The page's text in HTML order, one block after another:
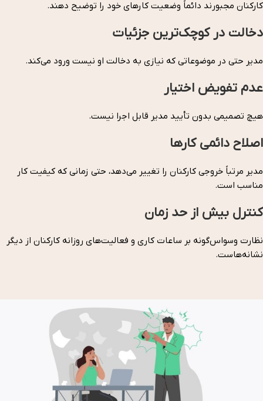
کارکنان مجبورند دائماً وضعیت کارهای خود را توضیح دهند.
دخالت در کوچک‌ترین جزئیات
مدیر حتی در موضوعاتی که نیازی به دخالت او نیست ورود می‌کند.
عدم تفویض اختیار
هیچ تصمیمی بدون تأیید مدیر قابل اجرا نیست.
اصلاح دائمی کارها
مدیر مرتباً خروجی کارکنان را تغییر می‌دهد، حتی زمانی که کیفیت کار
مناسب است.
کنترل بیش از حد زمان
نظارت وسواس‌گونه بر ساعات کاری و فعالیت‌های روزانه کارکنان از دیگر
نشانه‌هاست.